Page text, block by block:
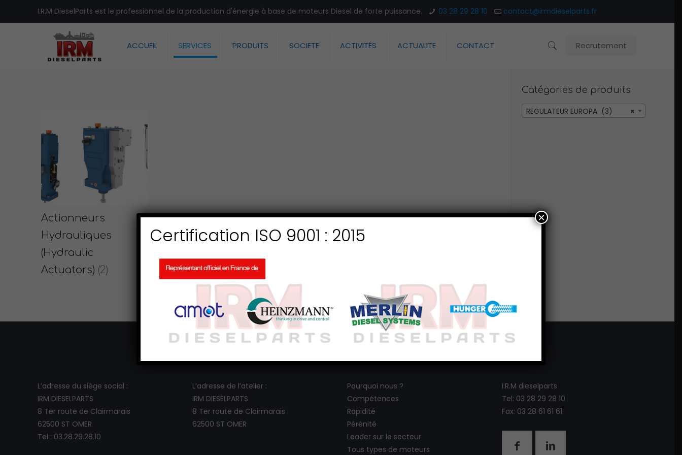
I.R.M DieselParts est le professionnel de la production d'énergie à base de moteurs Diesel de forte puissance. 03 28 29 28 10 contact@irmdieselparts.fr
ACCUEIL SERVICES PRODUITS SOCIETE ACTIVITÉS ACTUALITE CONTACT Recrutement
Actionneurs
Hydrauliques
(Hydraulic
Actuators) (2)
Catégories de produits
×
REGULATEUR EUROPA (3)
L’adresse du siège social :
IRM DIESELPARTS
8 Ter route de Clairmarais
62500 ST OMER
Tel : 03.28.29.28.10
L’adresse de l’atelier :
IRM DIESELPARTS
8 Ter route de Clairmarais
62500 ST OMER
Pourquoi nous ?
Compétences
Rapidité
Pérénité
Leader sur le secteur
Tous types de moteurs
I.R.M dieselparts
Tel: 03 28 29 28 10
Fax: 03 28 61 61 61
Certification ISO 9001 : 2015
×